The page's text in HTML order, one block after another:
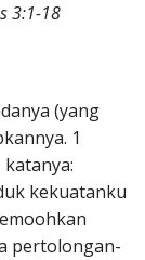
3:1-18
(yang
1
kekuatanku
pertolongan-